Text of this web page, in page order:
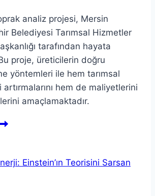
analiz projesi, Mersin
Belediyesi Tarımsal Hizmetler
tarafından hayata
proje, üreticilerin doğru
yöntemleri ile hem tarımsal
hem de maliyetlerini
amaçlamaktadır.